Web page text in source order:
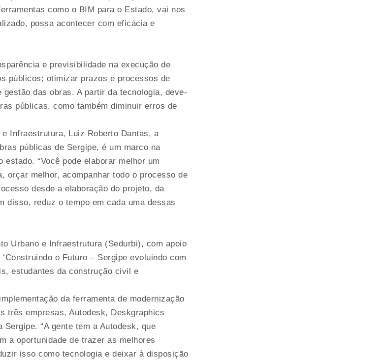
como o BIM para o Estado, vai nos
possa acontecer com eficácia e
e previsibilidade na execução de
públicos; otimizar prazos e processos de
das obras. A partir da tecnologia, deve-
públicas, como também diminuir erros de
Infraestrutura, Luiz Roberto Dantas, a
públicas de Sergipe, é um marco na
“Você pode elaborar melhor um
orçar melhor, acompanhar todo o processo de
desde a elaboração do projeto, da
disso, reduz o tempo em cada uma dessas
Urbano e Infraestrutura (Sedurbi), com apoio
o Futuro – Sergipe evoluindo com
estudantes da construção civil e
da ferramenta de modernização
três empresas, Autodesk, Deskgraphics
“A gente tem a Autodesk, que
a oportunidade de trazer as melhores
isso como tecnologia e deixar à disposição